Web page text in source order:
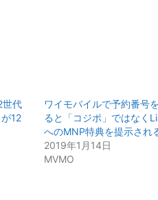
世代
12
ワイモバイルで予約番号
ると「コジポ」ではなく
へのMNP特典を提示され
2019年1月14日
MVMO